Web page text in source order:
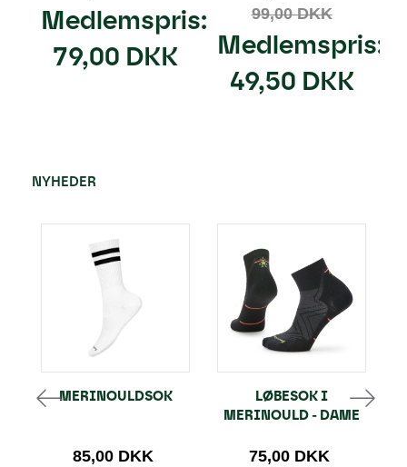
Medlemspris:
79,00 DKK
99,00 DKK
Medlemspris:
49,50 DKK
NYHEDER
MERINOULDSOK
85,00 DKK
LØBESOK I
MERINOULD - DAME
75,00 DKK